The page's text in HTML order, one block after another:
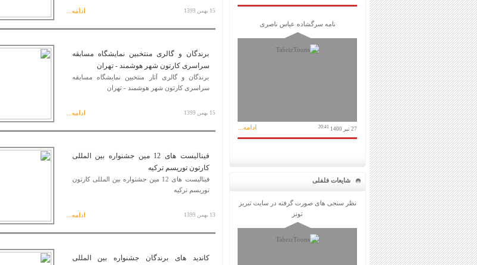
نامه سرگشاده عباس ناصری
27 تیر 1400 20:41 ادامه...
شایعات فلفلی
نظر سنجی های صورت گرفته در سایت تبریز
تونز
15 بهمن 1399 ادامه...
برندگان و گالری منتخبین نمایشگاه مسابقه
سراسری کارتون شهر هوشمند - تهران
برندگان و گالری آثار منتخبین نمایشگاه مسابقه
سراسری کارتون شهر هوشمند - تهران
15 بهمن 1399 ادامه...
فینالیست های 12 مین جشنواره بین المللی
کارتون توریسم ترکیه
فینالیست های 12 مین جشنواره بین المللی کارتون
توریسم ترکیه
13 بهمن 1399 ادامه...
کاندید های برندگان جشنواره بین المللی